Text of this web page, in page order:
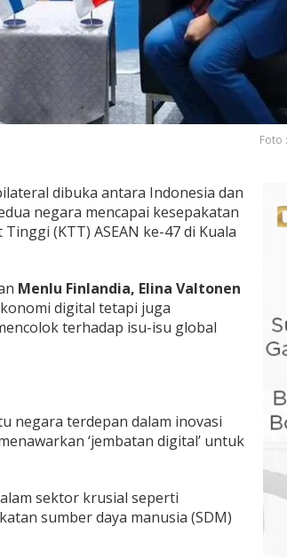
Foto
dibuka antara Indonesia dan
negara mencapai kesepakatan
(KTT) ASEAN ke-47 di Kuala
Menlu Finlandia, Elina Valtonen
digital tetapi juga
terhadap isu-isu global
negara terdepan dalam inovasi
‘jembatan digital’ untuk
sektor krusial seperti
sumber daya manusia (SDM)